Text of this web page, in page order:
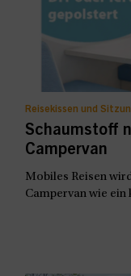
Reisekissen und
Schaumstoff
Campervan
Mobiles Reisen
Campervan wie ein